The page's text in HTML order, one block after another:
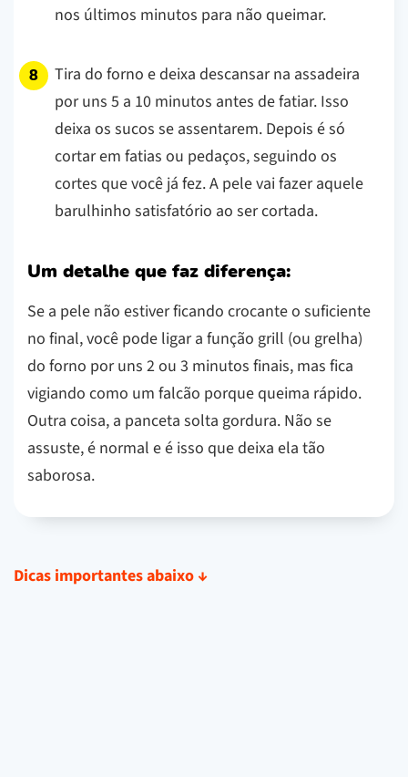
nos últimos minutos para não queimar.
Tira do forno e deixa descansar na assadeira
por uns 5 a 10 minutos antes de fatiar. Isso
deixa os sucos se assentarem. Depois é só
cortar em fatias ou pedaços, seguindo os
cortes que você já fez. A pele vai fazer aquele
barulhinho satisfatório ao ser cortada.
Um detalhe que faz diferença:
Se a pele não estiver ficando crocante o suficiente
no final, você pode ligar a função grill (ou grelha)
do forno por uns 2 ou 3 minutos finais, mas fica
vigiando como um falcão porque queima rápido.
Outra coisa, a panceta solta gordura. Não se
assuste, é normal e é isso que deixa ela tão
saborosa.
Dicas importantes abaixo ↓